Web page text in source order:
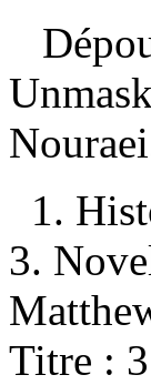
1.
3.
Titre :